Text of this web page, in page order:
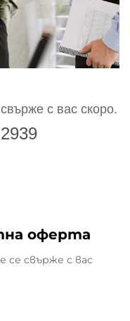
с вас скоро.
оферта
свърже с вас